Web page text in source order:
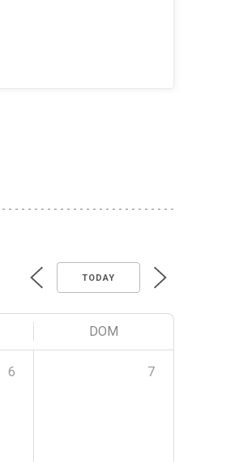
TODAY
DOM
6 7